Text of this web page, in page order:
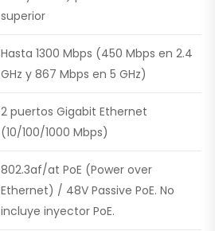
superior
Hasta 1300 Mbps (450 Mbps en 2.4
GHz y 867 Mbps en 5 GHz)
2 puertos Gigabit Ethernet
(10/100/1000 Mbps)
802.3af/at PoE (Power over
Ethernet) / 48V Passive PoE. No
incluye inyector PoE.